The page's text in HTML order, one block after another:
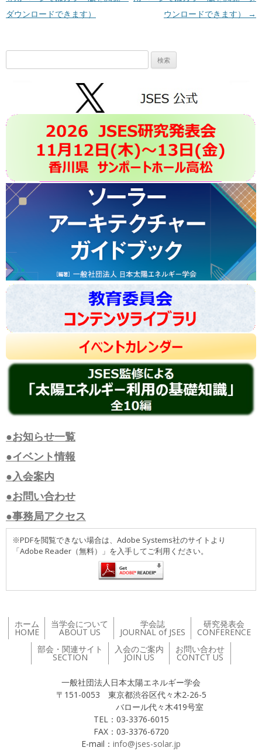
ダウンロードできます）
ウンロードできます）
→
索:
●お知らせ一覧
●イベント情報
●入会案内
●お問い合わせ
●事務局アクセス
※PDFを閲覧できない場合は、Adobe Systems社のサイトより
「Adobe Reader（無料）」を入手してご利用ください。
ホーム
HOME
当学会について
ABOUT US
学会誌
JOURNAL of JSES
研究発表会
CONFERENCE
部会・関連サイト
SECTION
入会のご案内
JOIN US
お問い合わせ
CONTCT US
一般社団法人日本太陽エネルギー学会
〒151-0053 東京都渋谷区代々木2-26-5
バロール代々木419号室
TEL：03-3376-6015
FAX：03-3376-6720
E-mail： info@jses-solar.jp